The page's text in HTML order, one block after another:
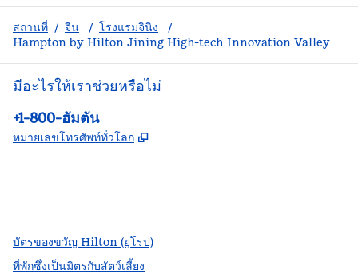
สถานที่ / จีน / โรงแรมจินิง
/
Hampton by Hilton Jining High-tech Innovation Valley
มีอะไรให้เราช่วยหรือไม่
โทรศัพท์:
+1-800-ฮัมตัน
หมายเลขโทรศัพท์ทั่วโลก ,
บัตรของขวัญ Hilton (ยุโรป)
ที่พักซึ่งเป็นมิตรกับสัตว์เลี้ยง